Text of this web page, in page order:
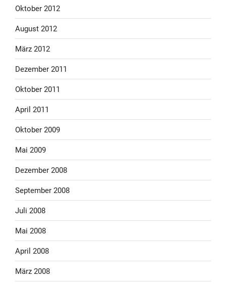
Oktober 2012
August 2012
März 2012
Dezember 2011
Oktober 2011
April 2011
Oktober 2009
Mai 2009
Dezember 2008
September 2008
Juli 2008
Mai 2008
April 2008
März 2008